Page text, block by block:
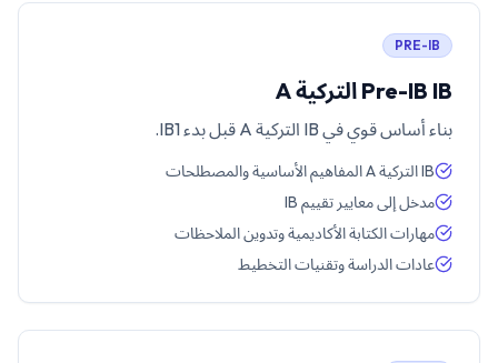
PRE-IB
Pre-IB IB التركية A
بناء أساس قوي في IB التركية A قبل بدء IB1.
IB التركية A المفاهيم الأساسية والمصطلحات
مدخل إلى معايير تقييم IB
مهارات الكتابة الأكاديمية وتدوين الملاحظات
عادات الدراسة وتقنيات التخطيط